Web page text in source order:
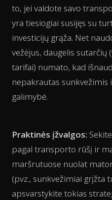
to, jei valdote savo
yra tiesiogiai susijęs su
investicijų grąža. Net
vežėjus, daugelis sutarčių
tarifai) numato, kad
nepakrautas sunkvežimis
galimybė.
Praktinės įžvalgos:
pagal transporto rūšį ir
maršrutuose nuolat
(pvz., sunkvežimiai grįžta
apsvarstykite tokias